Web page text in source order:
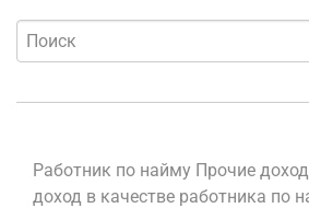
Работник по найму Прочие
доход в качестве работника по